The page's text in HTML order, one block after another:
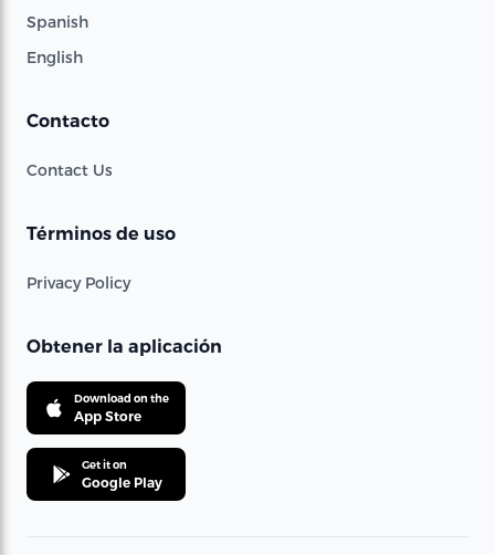
Spanish
English
Contacto
Contact Us
Términos de uso
Privacy Policy
Obtener la aplicación
Download on the
App Store
Get it on
Google Play